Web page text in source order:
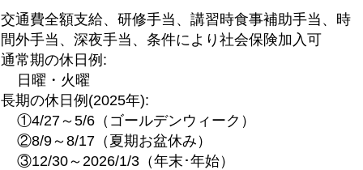
交通費全額支給、研修手当、講習時食事補助手当、時
間外手当、深夜手当、条件により社会保険加入可
通常期の休日例:
日曜・火曜
長期の休日例(2025年):
①4/27～5/6（ゴールデンウィーク）
②8/9～8/17（夏期お盆休み）
③12/30～2026/1/3（年末･年始）